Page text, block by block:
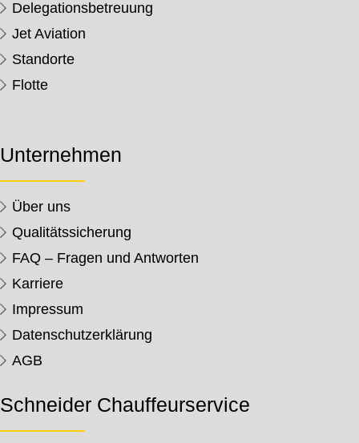
Delegationsbetreuung
Jet Aviation
Standorte
Flotte
Unternehmen
Über uns
Qualitätssicherung
FAQ – Fragen und Antworten
Karriere
Impressum
Datenschutzerklärung
AGB
Schneider Chauffeurservice